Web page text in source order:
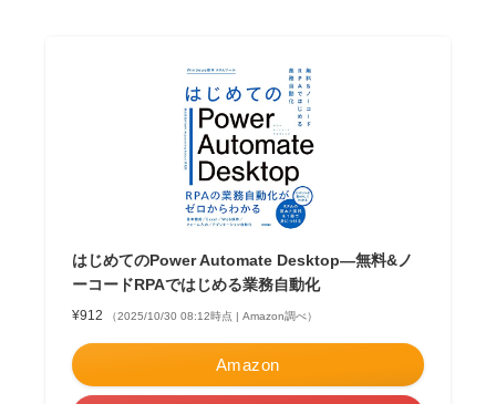
はじめてのPower Automate Desktop―無料&ノ
ーコードRPAではじめる業務自動化
¥912 （2025/10/30 08:12時点 | Amazon調べ）
Amazon